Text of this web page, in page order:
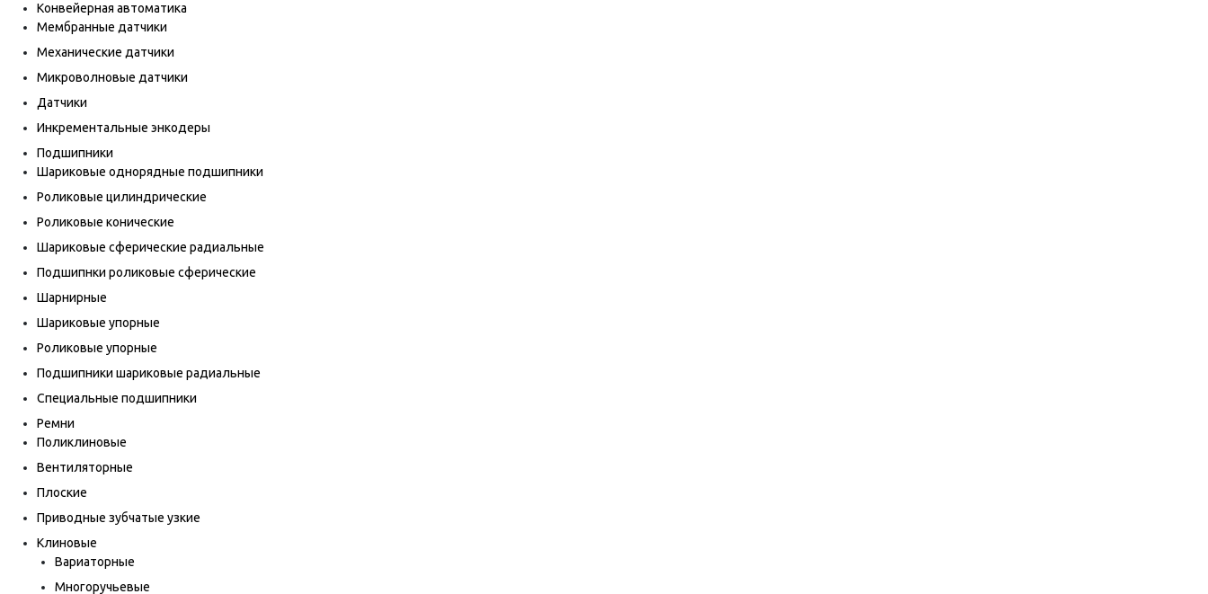
Конвейерная автоматика
Мембранные датчики
Механические датчики
Микроволновые датчики
Датчики
Инкрементальные энкодеры
Подшипники
Шариковые однорядные подшипники
Роликовые цилиндрические
Роликовые конические
Шариковые сферические радиальные
Подшипнки роликовые сферические
Шарнирные
Шариковые упорные
Роликовые упорные
Подшипники шариковые радиальные
Специальные подшипники
Ремни
Поликлиновые
Вентиляторные
Плоские
Приводные зубчатые узкие
Клиновые
Вариаторные
Многоручьевые